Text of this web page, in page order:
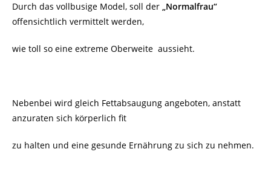
Durch das vollbusige Model, soll der „Normalfrau“
offensichtlich vermittelt werden,
wie toll so eine extreme Oberweite aussieht.
Nebenbei wird gleich Fettabsaugung angeboten, anstatt
anzuraten sich körperlich fit
zu halten und eine gesunde Ernährung zu sich zu nehmen.